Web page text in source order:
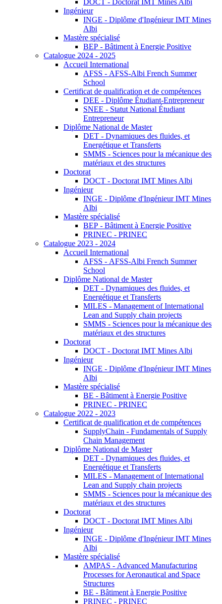
DOCT - Doctorat IMT Mines Albi
Ingénieur
INGE - Diplôme d'Ingénieur IMT Mines
Albi
Mastère spécialisé
BEP - Bâtiment à Energie Positive
Catalogue 2024 - 2025
Accueil International
AFSS - AFSS-Albi French Summer
School
Certificat de qualification et de compétences
DEE - Diplôme Étudiant-Entrepreneur
SNEE - Statut National Étudiant
Entrepreneur
Diplôme National de Master
DET - Dynamiques des fluides, et
Energétique et Transferts
SMMS - Sciences pour la mécanique des
matériaux et des structures
Doctorat
DOCT - Doctorat IMT Mines Albi
Ingénieur
INGE - Diplôme d'Ingénieur IMT Mines
Albi
Mastère spécialisé
BEP - Bâtiment à Energie Positive
PRINEC - PRINEC
Catalogue 2023 - 2024
Accueil International
AFSS - AFSS-Albi French Summer
School
Diplôme National de Master
DET - Dynamiques des fluides, et
Energétique et Transferts
MILES - Management of International
Lean and Supply chain projects
SMMS - Sciences pour la mécanique des
matériaux et des structures
Doctorat
DOCT - Doctorat IMT Mines Albi
Ingénieur
INGE - Diplôme d'Ingénieur IMT Mines
Albi
Mastère spécialisé
BE - Bâtiment à Energie Positive
PRINEC - PRINEC
Catalogue 2022 - 2023
Certificat de qualification et de compétences
SupplyChain - Fundamentals of Supply
Chain Management
Diplôme National de Master
DET - Dynamiques des fluides, et
Energétique et Transferts
MILES - Management of International
Lean and Supply chain projects
SMMS - Sciences pour la mécanique des
matériaux et des structures
Doctorat
DOCT - Doctorat IMT Mines Albi
Ingénieur
INGE - Diplôme d'Ingénieur IMT Mines
Albi
Mastère spécialisé
AMPAS - Advanced Manufacturing
Processes for Aeronautical and Space
Structures
BE - Bâtiment à Energie Positive
PRINEC - PRINEC